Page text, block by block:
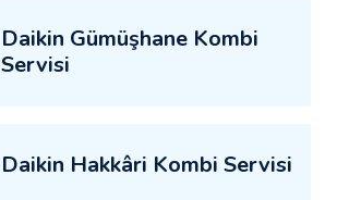
Daikin Gümüşhane Kombi
Servisi
Daikin Hakkâri Kombi Servisi